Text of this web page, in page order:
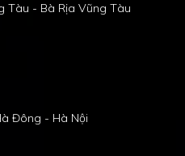
Tàu - Bà Rịa Vũng Tàu
Đông - Hà Nội